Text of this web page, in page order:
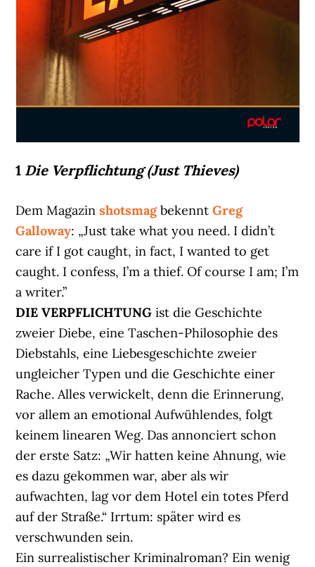
1 Die Verpflichtung (Just Thieves)
Dem MagazinshotsmagbekenntGreg
Galloway: „Just take what you need. I didn’t
care if I got caught, in fact, I wanted to get
caught. I confess, I’m a thief. Of course I am; I’m
a writer.”
DIE VERPFLICHTUNG ist die Geschichte
zweier Diebe, eine Taschen-Philosophie des
Diebstahls, eine Liebesgeschichte zweier
ungleicher Typen und die Geschichte einer
Rache. Alles verwickelt, denn die Erinnerung,
vor allem an emotional Aufwühlendes, folgt
keinem linearen Weg. Das annonciert schon
der erste Satz: „Wir hatten keine Ahnung, wie
es dazu gekommen war, aber als wir
aufwachten, lag vor dem Hotel ein totes Pferd
auf der Straße.“ Irrtum: später wird es
verschwunden sein.
Ein surrealistischer Kriminalroman? Ein wenig